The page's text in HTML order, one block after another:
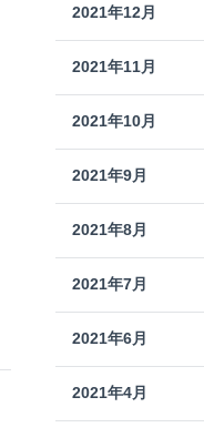
2021年12月
2021年11月
2021年10月
2021年9月
2021年8月
2021年7月
2021年6月
2021年4月